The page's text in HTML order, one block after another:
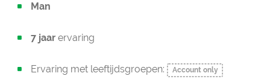
Man
7 jaar ervaring
Ervaring met leeftijdsgroepen: Account only